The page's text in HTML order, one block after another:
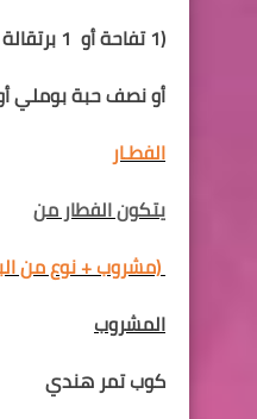
(1 تفاحة أو
1 برتقالة أو
أو نصف حبة بوملي
الفطـار
يتكون الفطار من
(مشروب + نوع من
المشروب
كوب تمر هندي